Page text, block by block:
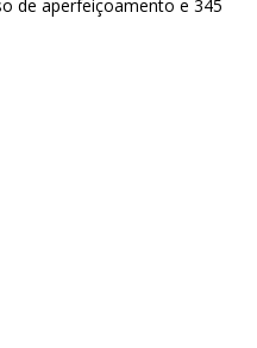
de aperfeiçoamento e 345